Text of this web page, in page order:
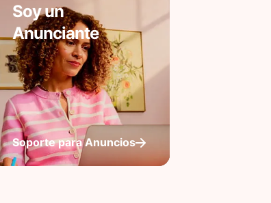
Soy un
Anunciante
Soporte para Anuncios